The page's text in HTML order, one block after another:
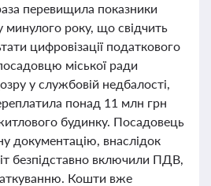
перевищила показники
минулого року, що свідчить
цифровізації податкового
міської ради
у службовій недбалості,
понад 11 млн грн
будинку. Посадовець
документацію, внаслідок
безпідставно включили ПДВ,
Кошти вже